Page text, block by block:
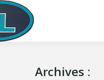
Archives :